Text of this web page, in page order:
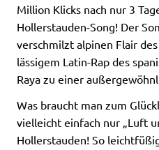
Million Klicks nach nur 3
Hollerstauden-Song! Der
verschmilzt alpinen Flair
lässigem Latin-Rap des
Raya zu einer
Was braucht man zum
vielleicht einfach nur „Luft
Hollerstauden! So